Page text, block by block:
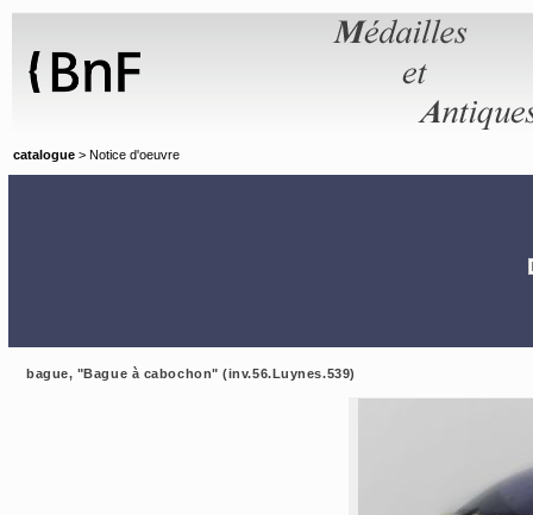
catalogue > Notice d'oeuvre
bague, "Bague à cabochon" (inv.56.Luynes.539)